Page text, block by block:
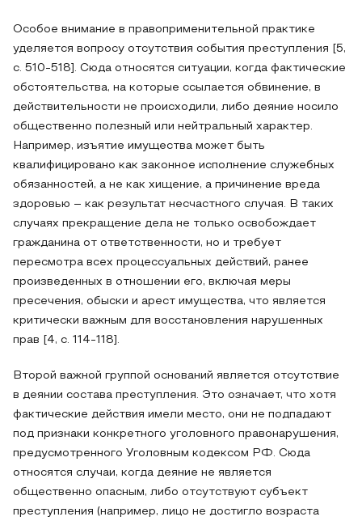
Особое внимание в правоприменительной практике
уделяется вопросу отсутствия события преступления [5,
с. 510-518]. Сюда относятся ситуации, когда фактические
обстоятельства, на которые ссылается обвинение, в
действительности не происходили, либо деяние носило
общественно полезный или нейтральный характер.
Например, изъятие имущества может быть
квалифицировано как законное исполнение служебных
обязанностей, а не как хищение, а причинение вреда
здоровью – как результат несчастного случая. В таких
случаях прекращение дела не только освобождает
гражданина от ответственности, но и требует
пересмотра всех процессуальных действий, ранее
произведенных в отношении его, включая меры
пресечения, обыски и арест имущества, что является
критически важным для восстановления нарушенных
прав [4, с. 114-118].
Второй важной группой оснований является отсутствие
в деянии состава преступления. Это означает, что хотя
фактические действия имели место, они не подпадают
под признаки конкретного уголовного правонарушения,
предусмотренного Уголовным кодексом РФ. Сюда
относятся случаи, когда деяние не является
общественно опасным, либо отсутствуют субъект
преступления (например, лицо не достигло возраста